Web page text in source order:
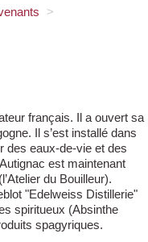
>
français. Il a ouvert sa
Il s’est installé dans
des eaux-de-vie et des
est maintenant
du Bouilleur).
"Edelweiss Distillerie"
spiritueux (Absinthe
spagyriques.